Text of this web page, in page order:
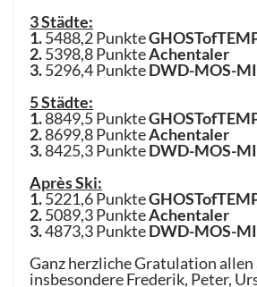
3 Städte:
1.5488,2 Punkte
2.5398,8 PunkteAchentaler
3.5296,4 PunkteDWD-MOS-
5 Städte:
1.8849,5 Punkte
2.8699,8 PunkteAchentaler
3.8425,3 PunkteDWD-MOS-
Après Ski:
1.5221,6 Punkte
2.5089,3 PunkteAchentaler
3.4873,3 PunkteDWD-MOS-
Ganz herzliche Gratulation allen
insbesondere Frederik, Peter,